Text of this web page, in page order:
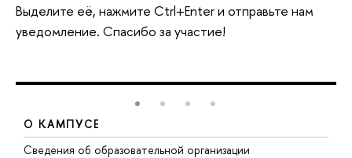
Выделите её, нажмите Ctrl+Enter и отправьте нам
уведомление. Спасибо за участие!
О КАМПУСЕ
Сведения об образовательной организации